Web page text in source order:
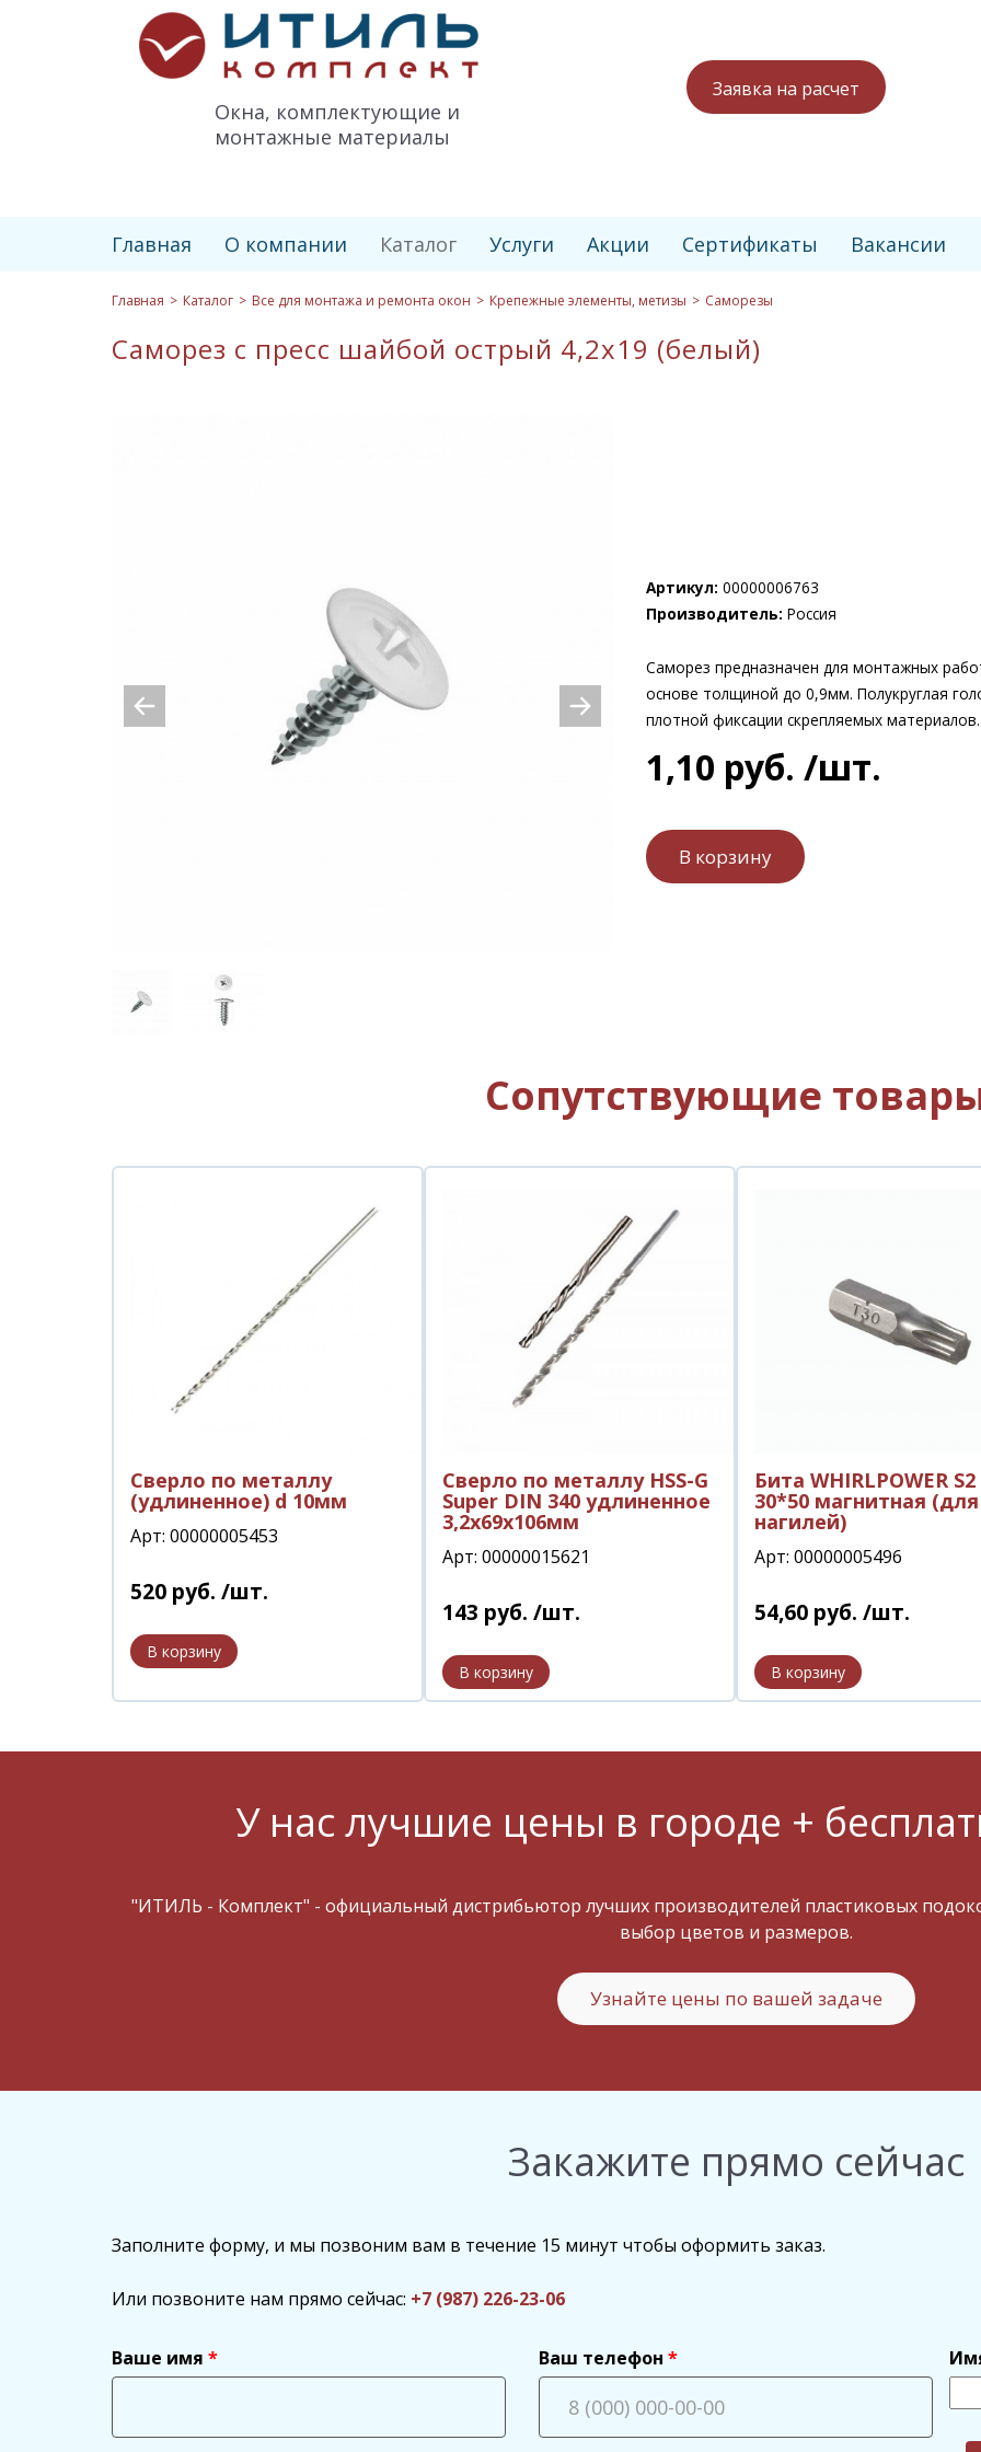
Итиль-
Комплект
logo
Окна, комплектующие и
монтажные материалы
Заявка на расчет
Главная О компании Каталог Услуги Акции Сертификаты Вакансии
Главная Каталог Все для монтажа и ремонта окон Крепежные элементы, метизы Саморезы
Саморез с пресс шайбой острый 4,2х19 (белый)
Артикул: 00000006763
Производитель: Россия
Саморез предназначен для монтажных
основе толщиной до 0,9мм. Полукруглая
плотной фиксации скрепляемых материалов.
1,10 руб. /шт.
Сопутствующие
Сверло по металлу
(удлиненное) d 10мм
Арт: 00000005453
520 руб. /шт.
Сверло по металлу HSS-G
Super DIN 340 удлиненное
3,2х69х106мм
Арт: 00000015621
143 руб. /шт.
Бита WHIRLPOWER
30*50 магнитная (для
нагилей)
Арт: 00000005496
54,60 руб. /шт.
У нас лучшие цены в городе +
"ИТИЛЬ - Комплект" - официальный дистрибьютор лучших производителей пластиковых
выбор цветов и размеров.
Узнайте цены по вашей задаче
Закажите прямо сейчас
Заполните форму, и мы позвоним вам в течение 15 минут чтобы оформить заказ.
Или позвоните нам прямо сейчас: +7 (987) 226-23-06
Ваше имя Ваш телефон